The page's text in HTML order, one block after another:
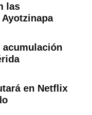
las
en Netflix